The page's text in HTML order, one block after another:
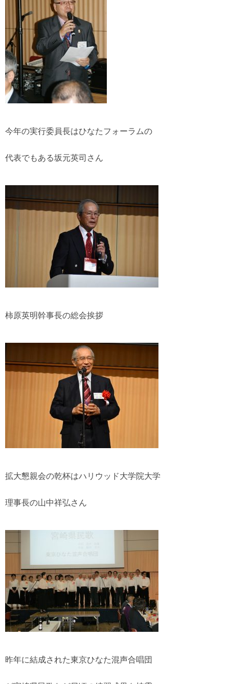
今年の実行委員長はひなたフォーラムの
代表でもある坂元英司さん
柿原英明幹事長の総会挨拶
拡大懇親会の乾杯はハリウッド大学院大学
理事長の山中祥弘さん
昨年に結成された東京ひなた混声合唱団